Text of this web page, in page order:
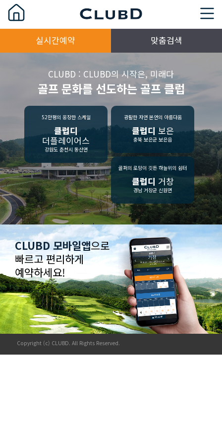
실시간예약 맞춤검색
CLUBD : CLUBD의 시작은, 미래다
골프 문화를 선도하는 골프 클럽
52만평의 웅장한 스케일
클럽디
더플레이어스
강원도 춘천시 동산면
광활한 자연 본연의 아름다움
클럽디 보은
충북 보은군 보은읍
골퍼의 로망이 깃든 하늘위의 쉼터
클럽디 거창
경남 거창군 신원면
CLUBD 모바일앱으로
빠르고 편리하게
예약하세요!
Copyright (c) CLUBD. All Rights Reserved.